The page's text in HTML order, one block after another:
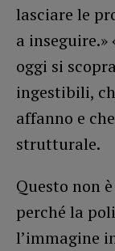
lasciare le
a inseguire.»
oggi si
ingestibili,
affanno e
strutturale.
Questo non
perché la
l’immagine